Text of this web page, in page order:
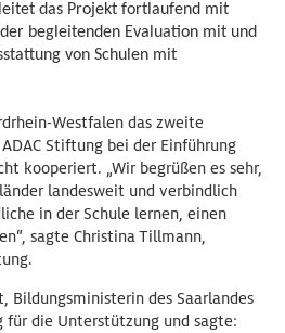
das Projekt fortlaufend mit
begleitenden Evaluation mit und
von Schulen mit
Westfalen das zweite
Stiftung bei der Einführung
kooperiert. „Wir begrüßen es sehr,
landesweit und verbindlich
in der Schule lernen, einen
sagte Christina Tillmann,
Bildungsministerin des Saarlandes
für die Unterstützung und sagte: